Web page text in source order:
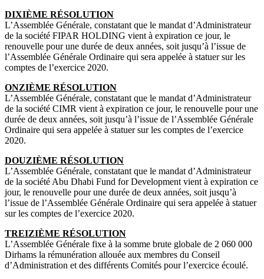
DIXIÈME RÉSOLUTION
L’Assemblée Générale, constatant que le mandat d’Administrateur
de la société FIPAR HOLDING vient à expiration ce jour, le
renouvelle pour une durée de deux années, soit jusqu’à l’issue de
l’Assemblée Générale Ordinaire qui sera appelée à statuer sur les
comptes de l’exercice 2020.
ONZIÈME RÉSOLUTION
L’Assemblée Générale, constatant que le mandat d’Administrateur
de la société CIMR vient à expiration ce jour, le renouvelle pour une
durée de deux années, soit jusqu’à l’issue de l’Assemblée Générale
Ordinaire qui sera appelée à statuer sur les comptes de l’exercice
2020.
DOUZIÈME RÉSOLUTION
L’Assemblée Générale, constatant que le mandat d’Administrateur
de la société Abu Dhabi Fund for Development vient à expiration ce
jour, le renouvelle pour une durée de deux années, soit jusqu’à
l’issue de l’Assemblée Générale Ordinaire qui sera appelée à statuer
sur les comptes de l’exercice 2020.
TREIZIÈME RÉSOLUTION
L’Assemblée Générale fixe à la somme brute globale de 2 060 000
Dirhams la rémunération allouée aux membres du Conseil
d’Administration et des différents Comités pour l’exercice écoulé.